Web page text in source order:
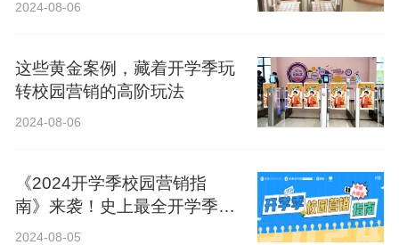
2024-08-06
这些黄金案例，藏着开学季玩
转校园营销的高阶玩法
2024-08-06
《2024开学季校园营销指
南》来袭！史上最全开学季营
销攻略！
2024-08-05